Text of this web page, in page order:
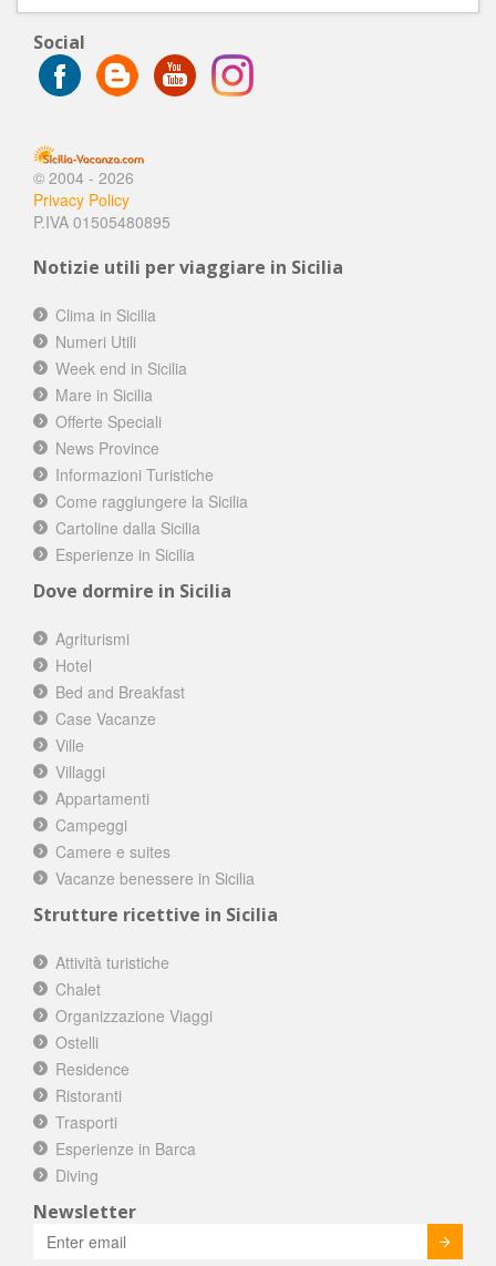
Social
© 2004 - 2026
Privacy Policy
P.IVA 01505480895
Notizie utili per viaggiare in Sicilia
Clima in Sicilia
Numeri Utili
Week end in Sicilia
Mare in Sicilia
Offerte Speciali
News Province
Informazioni Turistiche
Come raggiungere la Sicilia
Cartoline dalla Sicilia
Esperienze in Sicilia
Dove dormire in Sicilia
Agriturismi
Hotel
Bed and Breakfast
Case Vacanze
Ville
Villaggi
Appartamenti
Campeggi
Camere e suites
Vacanze benessere in Sicilia
Strutture ricettive in Sicilia
Attività turistiche
Chalet
Organizzazione Viaggi
Ostelli
Residence
Ristoranti
Trasporti
Esperienze in Barca
Diving
Newsletter